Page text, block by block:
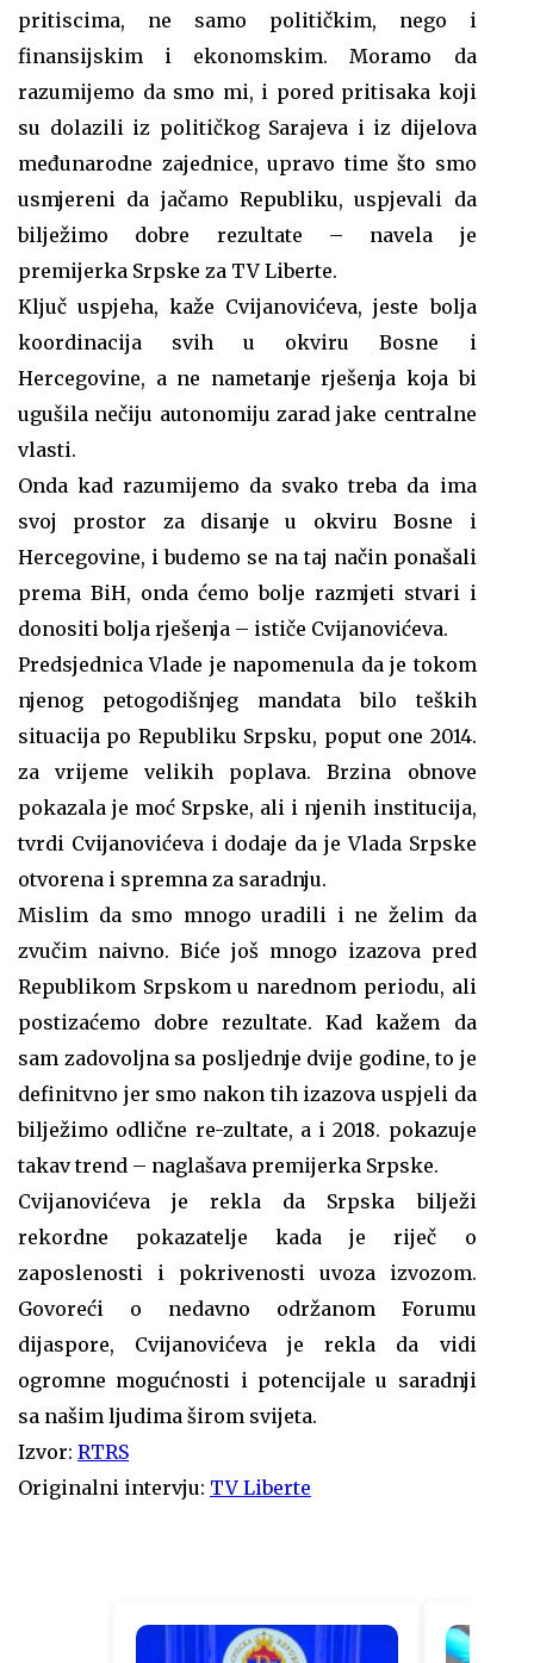
pritiscima, ne samo političkim, nego i
finansijskim i ekonomskim. Moramo da
razumijemo da smo mi, i pored pritisaka koji
su dolazili iz političkog Sarajeva i iz dijelova
međunarodne zajednice, upravo time što smo
usmjereni da jačamo Republiku, uspjevali da
bilježimo dobre rezultate – navela je
premijerka Srpske za TV Liberte.
Ključ uspjeha, kaže Cvijanovićeva, jeste bolja
koordinacija svih u okviru Bosne i
Hercegovine, a ne nametanje rješenja koja bi
ugušila nečiju autonomiju zarad jake centralne
vlasti.
Onda kad razumijemo da svako treba da ima
svoj prostor za disanje u okviru Bosne i
Hercegovine, i budemo se na taj način ponašali
prema BiH, onda ćemo bolje razmjeti stvari i
donositi bolja rješenja – ističe Cvijanovićeva.
Predsjednica Vlade je napomenula da je tokom
njenog petogodišnjeg mandata bilo teških
situacija po Republiku Srpsku, poput one 2014.
za vrijeme velikih poplava. Brzina obnove
pokazala je moć Srpske, ali i njenih institucija,
tvrdi Cvijanovićeva i dodaje da je Vlada Srpske
otvorena i spremna za saradnju.
Mislim da smo mnogo uradili i ne želim da
zvučim naivno. Biće još mnogo izazova pred
Republikom Srpskom u narednom periodu, ali
postizaćemo dobre rezultate. Kad kažem da
sam zadovoljna sa posljednje dvije godine, to je
definitvno jer smo nakon tih izazova uspjeli da
bilježimo odlične re-zultate, a i 2018. pokazuje
takav trend – naglašava premijerka Srpske.
Cvijanovićeva je rekla da Srpska bilježi
rekordne pokazatelje kada je riječ o
zaposlenosti i pokrivenosti uvoza izvozom.
Govoreći o nedavno održanom Forumu
dijaspore, Cvijanovićeva je rekla da vidi
ogromne mogućnosti i potencijale u saradnji
sa našim ljudima širom svijeta.
Izvor: RTRS
Originalni intervju: TV Liberte